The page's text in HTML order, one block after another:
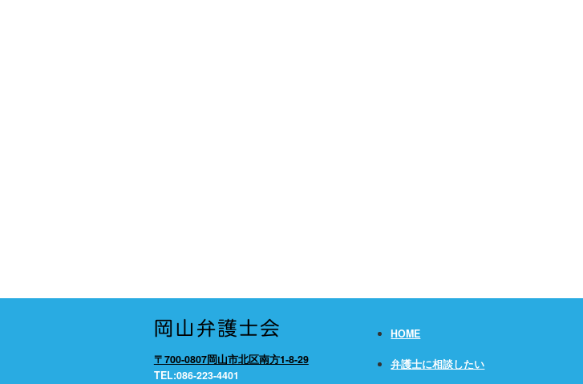
〒700-0807岡山市北区南方1-8-29
TEL:086-223-4401
HOME
弁護士に相談したい